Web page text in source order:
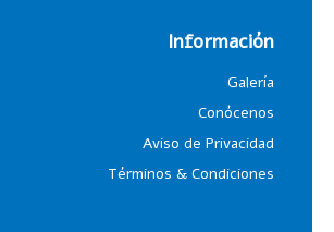
Información
Galería
Conócenos
Aviso de Privacidad
Términos & Condiciones